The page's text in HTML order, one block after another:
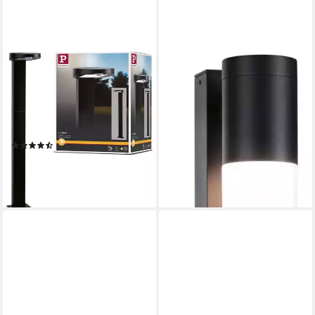
PAULMANN
LED Pollerleuchte Ryse,
integriert, Warmweiß, LED-
(3)
PAULMANN
Pollerleuchte Outdoor 230V
lieferbar - in 2-3 Werktagen bei dir